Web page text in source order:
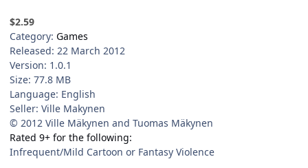
$2.59
Category: Games
Released: 22 March 2012
Version: 1.0.1
Size: 77.8 MB
Language: English
Seller: Ville Makynen
© 2012 Ville Mäkynen and Tuomas Mäkynen
Rated 9+ for the following:
Infrequent/Mild Cartoon or Fantasy Violence